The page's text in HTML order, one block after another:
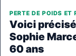
PERTE DE POIDS ET
Voici
Sophie
60 ans